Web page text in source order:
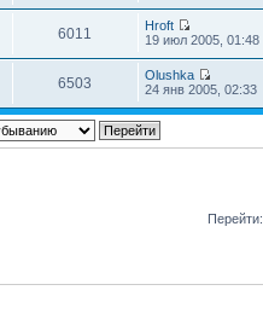
6011
Hroft
19 июл 2005, 01:48
6503
Olushka
24 янв 2005, 02:33
Перейти: